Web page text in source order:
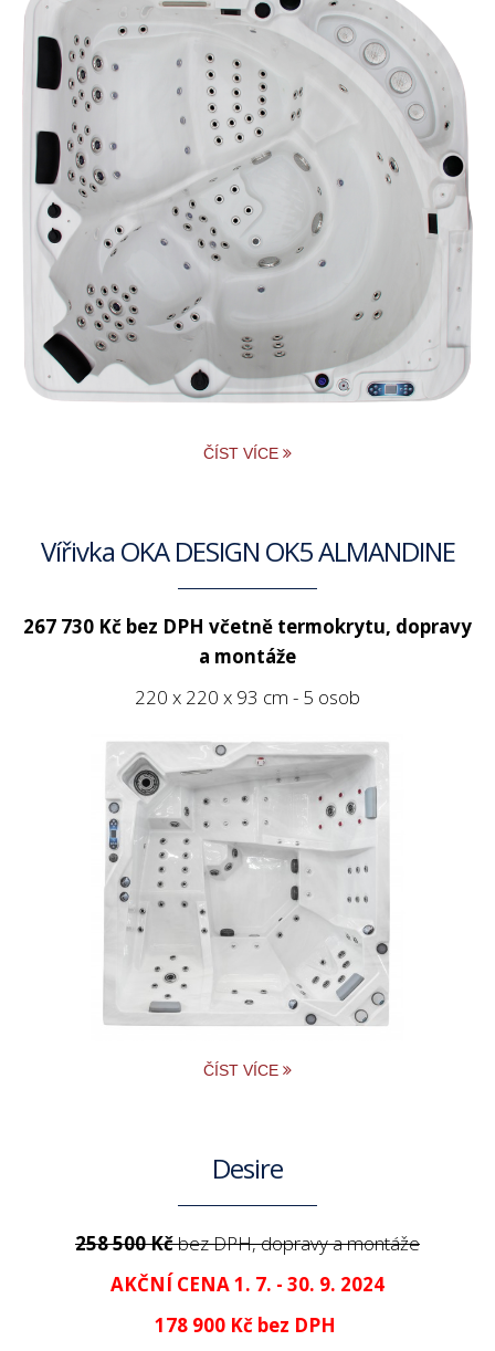
ČÍST VÍCE
Vířivka OKA DESIGN OK5 ALMANDINE
267 730 Kč bez DPH včetně termokrytu, dopravy
a montáže
220 x 220 x 93 cm - 5 osob
ČÍST VÍCE
Desire
258 500 Kčbez DPH, dopravy a montáže
AKČNÍ CENA 1. 7. - 30. 9. 2024
178 900 Kč bez DPH